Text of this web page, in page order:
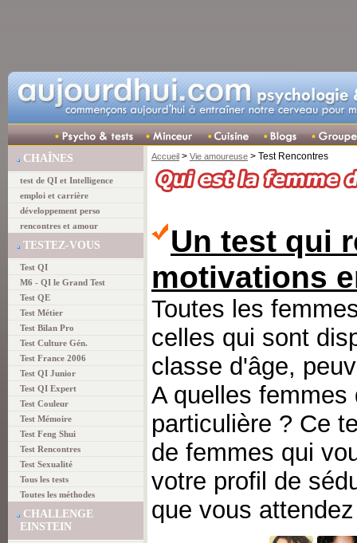
CHAÎNES
test de QI et Intelligence
emploi et carrière
développement perso
rencontres et amour
TESTEZ-VOUS
Test QI
M6 - QI le Grand Test
Test QE
Test Métier
Test Bilan Pro
Test Culture Gén.
Test France 2006
Test QI Junior
Test QI Expert
Test Couleur
Test Mémoire
Test Feng Shui
Test Rencontres
Test Sexualité
Tous les tests
Toutes les méthodes
CHALLENGE
EINSTEIN
Accueil > Vie amoureuse > Test Rencontres
Un test qui
motivations
Toutes les
celles qui sont
classe d'âge,
A quelles
particulière ? Ce
de femmes qui
votre profil de
que vous